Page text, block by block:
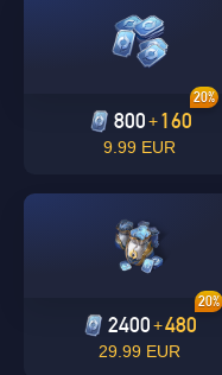
800+160
20%
9.99 EUR
2400 +480
20%
29.99 EUR